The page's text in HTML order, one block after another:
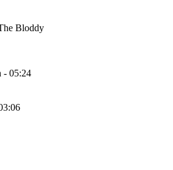
Bloddy
- 05:24